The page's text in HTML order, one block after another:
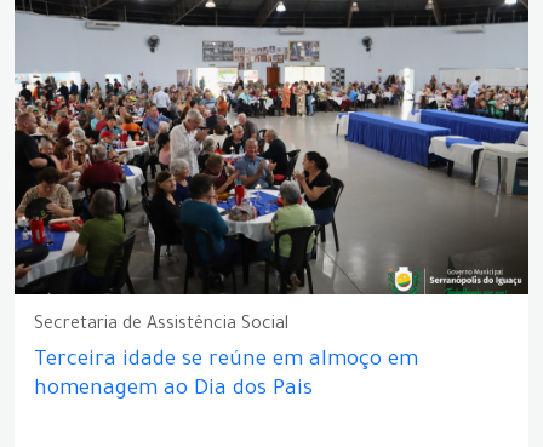
Secretaria de Assistência Social
Terceira idade se reúne em almoço em
homenagem ao Dia dos Pais